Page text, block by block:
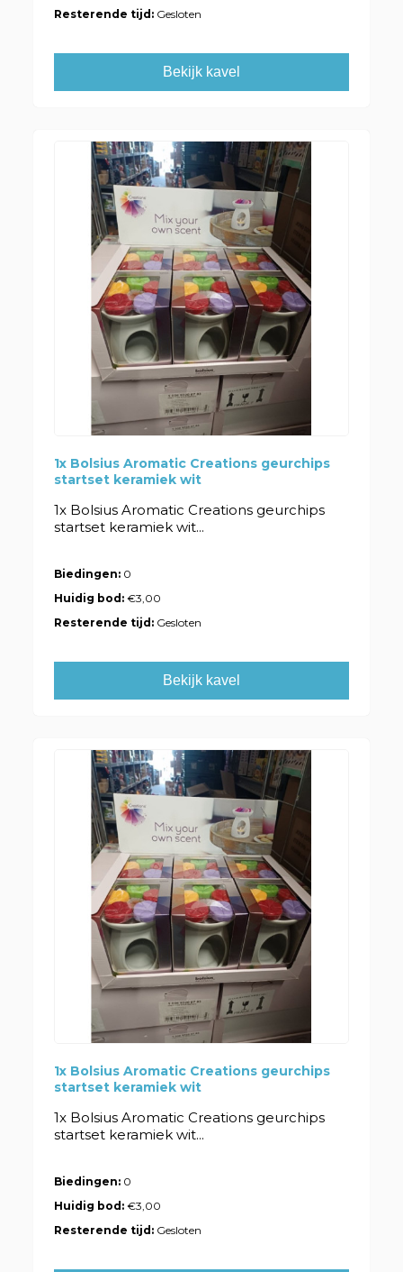
Resterende tijd: Gesloten
Bekijk kavel
1x Bolsius Aromatic Creations geurchips
startset keramiek wit
1x Bolsius Aromatic Creations geurchips
startset keramiek wit...
Biedingen: 0
Huidig bod:€3,00
Resterende tijd: Gesloten
Bekijk kavel
1x Bolsius Aromatic Creations geurchips
startset keramiek wit
1x Bolsius Aromatic Creations geurchips
startset keramiek wit...
Biedingen: 0
Huidig bod:€3,00
Resterende tijd: Gesloten